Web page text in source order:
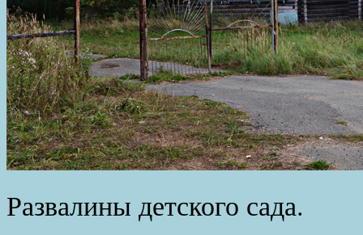
Развалины детского сада.